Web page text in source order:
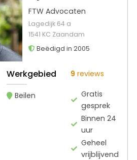
FTW Advocaten
Lagedijk 64 a
1541 KC Zaandam
Beëdigd in 2005
Werkgebied
Beilen
9 reviews
Gratis
gesprek
Binnen 24
uur
Geheel
vrijblijvend